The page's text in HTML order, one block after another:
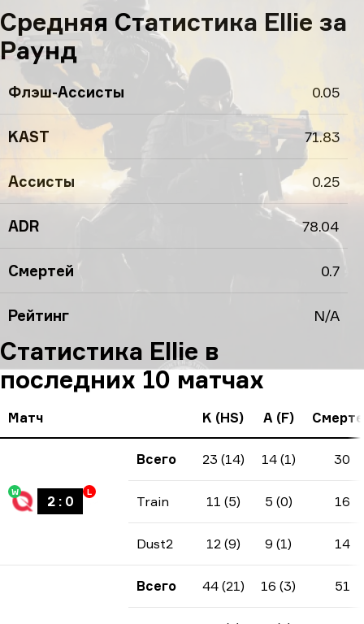
Средняя Статистика Ellie за
Раунд
Флэш-Ассисты 0.05
KAST 71.83
Ассисты 0.25
ADR 78.04
Смертей 0.7
Рейтинг N/A
Статистика Ellie в
последних 10 матчах
Матч K (HS) A (F)
W
2: 0
L
Всего 23 (14) 14 (1) 30
Train 11 (5) 5 (0) 16
Dust2 12 (9) 9 (1) 14
Всего 44 (21) 16 (3) 51